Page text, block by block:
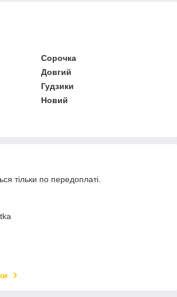
Сорочка
Довгий
Гудзики
Новий
тільки по передоплаті.